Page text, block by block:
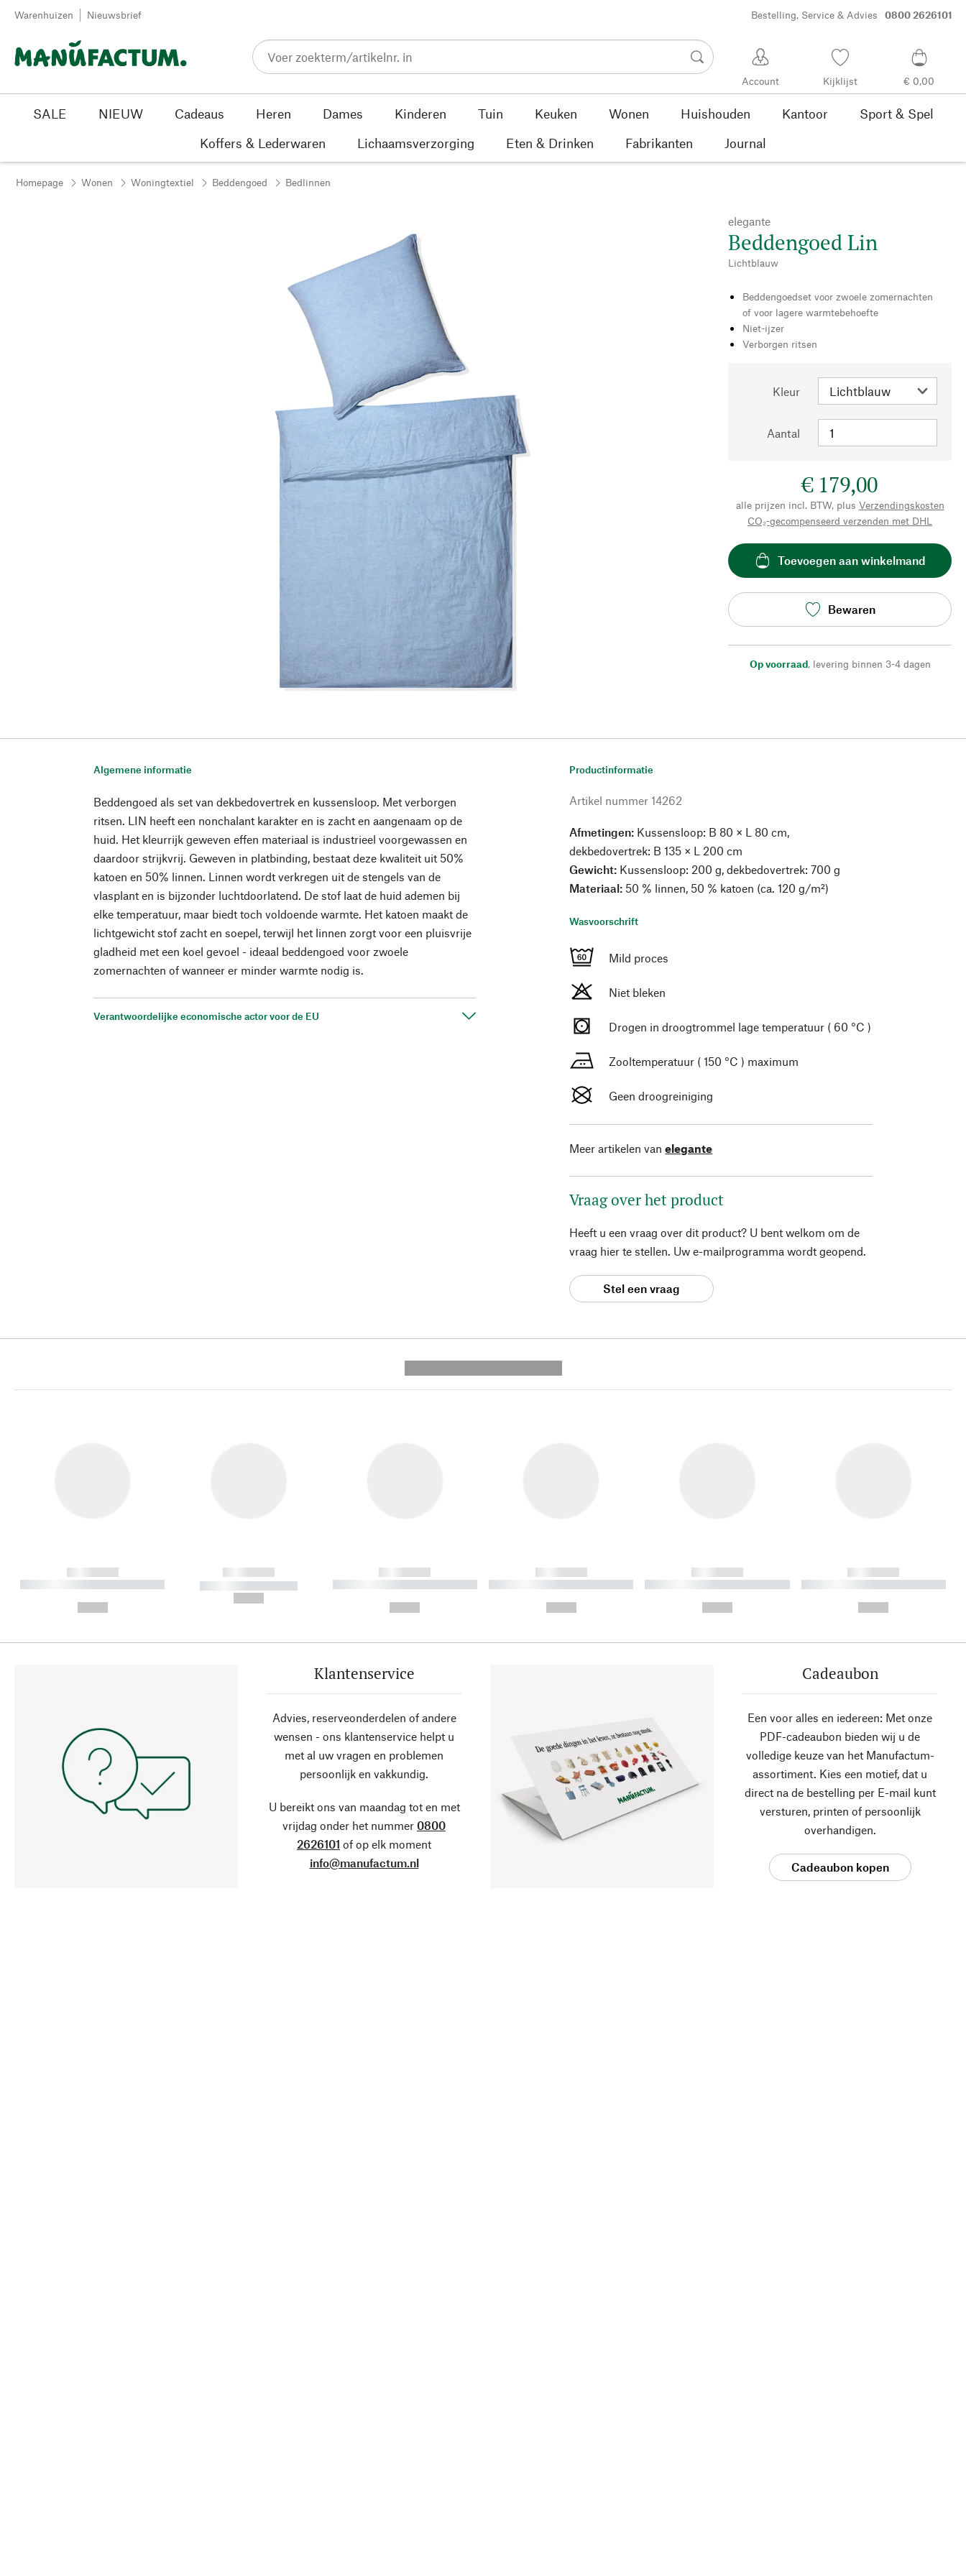
Passer au contenu
Warenhuizen Nieuwsbrief Bestelling, Service & Advies 0800 2626101
Account Kijklijst € 0,00
SALE NIEUW Cadeaus Heren Dames Kinderen Tuin Keuken Wonen Huishouden Kantoor
Sport & Spel
Koffers & Lederwaren
Lichaamsverzorging Eten & Drinken Fabrikanten Journal
Homepage Wonen Woningtextiel Beddengoed Bedlinnen
elegante
Beddengoed Lin
Lichtblauw
Beddengoedset voor zwoele zomernachten
of voor lagere warmtebehoefte
Niet-ijzer
Verborgen ritsen
Kleur
Aantal
€ 179,00
alle prijzen incl. BTW, plus Verzendingskosten
CO₂-gecompenseerd verzenden met DHL
Toevoegen aan winkelmand
Bewaren
Op voorraad, levering binnen 3-4 dagen
Algemene informatie
Beddengoed als set van dekbedovertrek en kussensloop. Met verborgen
ritsen. LIN heeft een nonchalant karakter en is zacht en aangenaam op de
huid. Het kleurrijk geweven effen materiaal is industrieel voorgewassen en
daardoor strijkvrij. Geweven in platbinding, bestaat deze kwaliteit uit 50%
katoen en 50% linnen. Linnen wordt verkregen uit de stengels van de
vlasplant en is bijzonder luchtdoorlatend. De stof laat de huid ademen bij
elke temperatuur, maar biedt toch voldoende warmte. Het katoen maakt de
lichtgewicht stof zacht en soepel, terwijl het linnen zorgt voor een pluisvrije
gladheid met een koel gevoel - ideaal beddengoed voor zwoele
zomernachten of wanneer er minder warmte nodig is.
Verantwoordelijke economische actor voor de EU
Productinformatie
Artikel nummer 14262
Afmetingen: Kussensloop: B 80 × L 80 cm,
dekbedovertrek: B 135 × L 200 cm
Gewicht: Kussensloop: 200 g, dekbedovertrek: 700 g
Materiaal: 50 % linnen, 50 % katoen (ca. 120 g/m²)
Wasvoorschrift
Mild proces
Niet bleken
Drogen in droogtrommel lage temperatuur ( 60 °C )
Zooltemperatuur ( 150 °C ) maximum
Geen droogreiniging
Meer artikelen van elegante
Vraag over het product
Heeft u een vraag over dit product? U bent welkom om de
vraag hier te stellen. Uw e-mailprogramma wordt geopend.
Stel een vraag
------------
----------- ----------- ----------
------------
----------- -----------
------------
----------- ----------- ----------
------------
----------- ----------- ----------
------------
----------- ----------- ----------
------------
----------- ----------- ----------
Klantenservice
Advies, reserveonderdelen of andere
wensen - ons klantenservice helpt u
met al uw vragen en problemen
persoonlijk en vakkundig.
U bereikt ons van maandag tot en met
vrijdag onder het nummer 0800
2626101 of op elk moment
info@manufactum.nl
Cadeaubon
Een voor alles en iedereen: Met onze
PDF-cadeaubon bieden wij u de
volledige keuze van het Manufactum-
assortiment. Kies een motief, dat u
direct na de bestelling per E-mail kunt
versturen, printen of persoonlijk
overhandigen.
Cadeaubon kopen